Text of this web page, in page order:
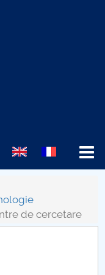
de cercetare